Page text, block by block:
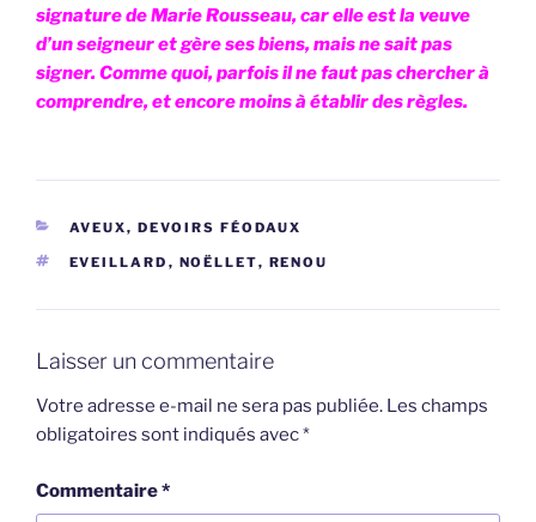
signature de Marie Rousseau, car elle est la veuve
d’un seigneur et gère ses biens, mais ne sait pas
signer. Comme quoi, parfois il ne faut pas chercher à
comprendre, et encore moins à établir des règles.
CATÉGORIES
AVEUX, DEVOIRS FÉODAUX
ÉTIQUETTES
EVEILLARD , NOËLLET, RENOU
Laisser un commentaire
Votre adresse e-mail ne sera pas publiée. Les champs
obligatoires sont indiqués avec*
Commentaire*